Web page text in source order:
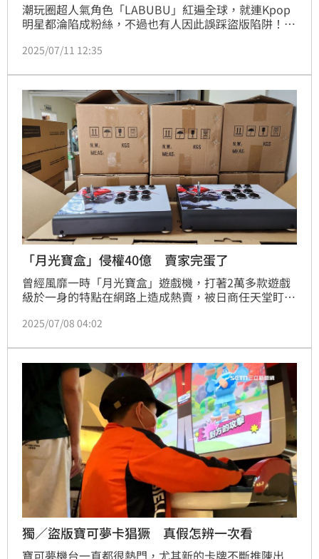
潮玩圈超人氣角色「LABUBU」紅遍全球，就連Kpop
明星都淪陷成粉絲，不過也有人因此誤踩盜版陷阱！南
LABUBU盲盒，本來以為幸運抽中隱藏版，開心到摀嘴
LABUBU，崩潰直呼：「你這個臭小子！」逗趣反應讓
粉絲全笑翻。
2025/07/11 12:35
「月光寶盒」侵權40億 賣家完蛋了
曾經風靡一時「月光寶盒」遊戲機，打著2萬多款遊戲
級於一身的特點在網路上造成熱賣，被日商任天堂盯上
李男等多名嫌犯到案，總計多達500萬套遊戲被盜版，
園、新竹、高雄等地檢署偵辦。
2025/07/08 04:02
獨／盜版寶可夢卡猖獗 真假怎辨一次看